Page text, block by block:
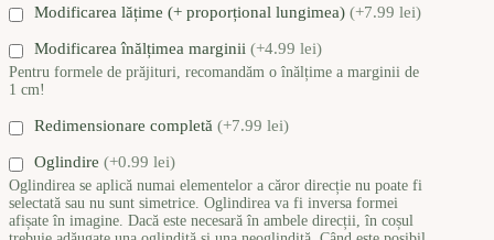
Modificarea lățime (+ proporțional lungimea) (+7.99 lei)
Modificarea înălțimea marginii (+4.99 lei)
Pentru formele de prăjituri, recomandăm o înălțime a marginii de
1 cm!
Redimensionare completă (+7.99 lei)
Oglindire (+0.99 lei)
Oglindirea se aplică numai elementelor a căror direcție nu poate fi
selectată sau nu sunt simetrice. Oglindirea va fi inversa formei
afișate în imagine. Dacă este necesară în ambele direcții, în coșul